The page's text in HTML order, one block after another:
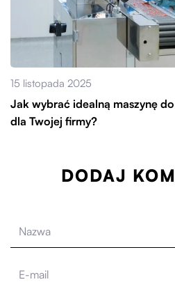
15 listopada 2025
Jak wybrać idealną maszynę
dla Twojej firmy?
DODAJ